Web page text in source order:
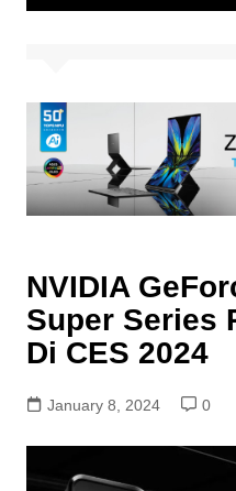
NVIDIA
Super Series
Di CES 2024
January 8, 2024 0